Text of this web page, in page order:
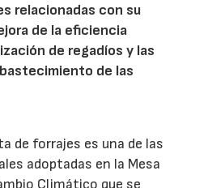
relacionadas con su
de la eficiencia
de regadíos y las
de las
de forrajes es una de las
adoptadas en la Mesa
Climático que se